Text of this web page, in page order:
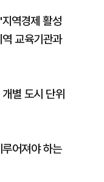
역경제 활성
교육기관과
별 도시 단위
어져야 하는